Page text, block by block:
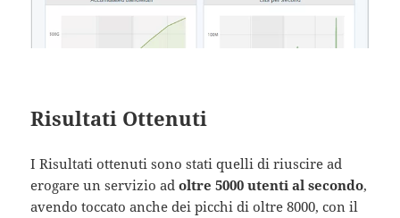
Risultati Ottenuti
I Risultati ottenuti sono stati quelli di riuscire ad
erogare un servizio adoltre 5000 utenti al secondo,
avendo toccato anche dei picchi di oltre 8000, con il